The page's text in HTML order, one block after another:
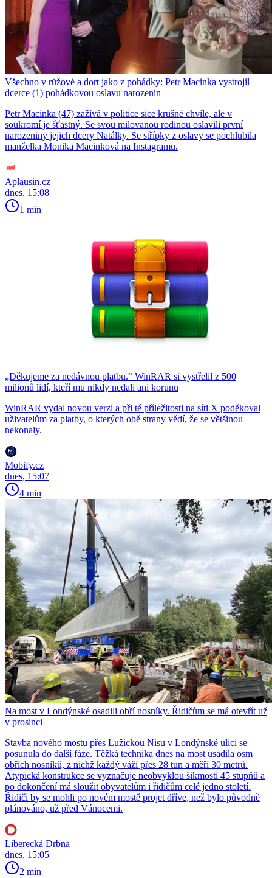
Všechno v růžové a dort jako z pohádky: Petr Macinka vystrojil
dcerce (1) pohádkovou oslavu narozenin
Petr Macinka (47) zažívá v politice sice krušné chvíle, ale v
soukromí je šťastný. Se svou milovanou rodinou oslavili první
narozeniny jejich dcery Natálky. Se střípky z oslavy se pochlubila
manželka Monika Macinková na Instagramu.
Aplausin.cz
dnes, 15:08
1 min
„Děkujeme za nedávnou platbu.“ WinRAR si vystřelil z 500
milionů lidí, kteří mu nikdy nedali ani korunu
WinRAR vydal novou verzi a při té příležitosti na síti X poděkoval
uživatelům za platby, o kterých obě strany vědí, že se většinou
nekonaly.
Mobify.cz
dnes, 15:07
4 min
Na most v Londýnské osadili obří nosníky. Řidičům se má otevřít už
v prosinci
Stavba nového mostu přes Lužickou Nisu v Londýnské ulici se
posunula do další fáze. Těžká technika dnes na most usadila osm
obřích nosníků, z nichž každý váží přes 28 tun a měří 30 metrů.
Atypická konstrukce se vyznačuje neobvyklou šikmostí 45 stupňů a
po dokončení má sloužit obyvatelům i řidičům celé jedno století.
Řidiči by se mohli po novém mostě projet dříve, než bylo původně
plánováno, už před Vánocemi.
Liberecká Drbna
dnes, 15:05
2 min